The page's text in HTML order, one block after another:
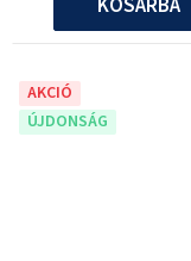
KOSÁRBA
AKCIÓ
ÚJDONSÁG